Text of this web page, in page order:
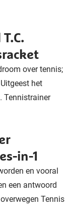
over tennis;
het
Tennistrainer
in-1
en vooral
een antwoord
Tennis